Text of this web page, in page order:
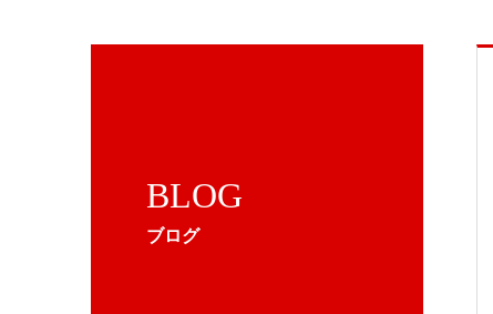
BLOG
ブログ